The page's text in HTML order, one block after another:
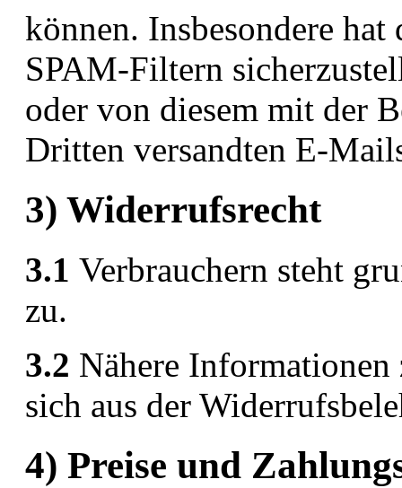
können. Insbesondere
SPAM-Filtern
oder von diesem mit der
Dritten versandten E-
3) Widerrufsrecht
3.1 Verbrauchern steht
zu.
3.2 Nähere
sich aus der
4) Preise und